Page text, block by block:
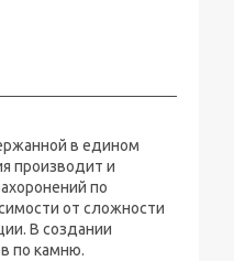
в едином
производит и
по
от сложности
В создании
по камню.